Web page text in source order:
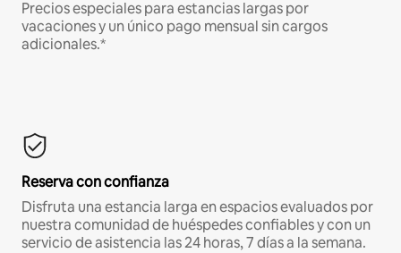
Precios especiales para estancias largas por
vacaciones y un único pago mensual sin cargos
adicionales.*
Reserva con confianza
Disfruta una estancia larga en espacios evaluados por
nuestra comunidad de huéspedes confiables y con un
servicio de asistencia las 24 horas, 7 días a la semana.